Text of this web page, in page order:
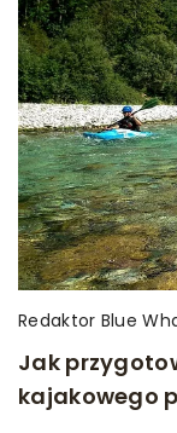
Redaktor Blue
Jak
kajakowego